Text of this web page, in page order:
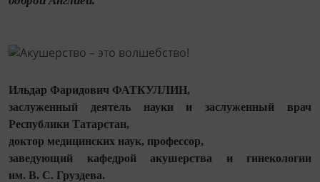
Ильдар Фаридович ФАТКУЛЛИН,
заслуженный деятель науки и заслуженный врач
Республики Татарстан,
доктор медицинских наук, профессор,
заведующий кафедрой акушерства и гинекологии
им. В. С. Груздева.